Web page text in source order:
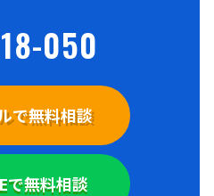
050
で無料相談
で無料相談